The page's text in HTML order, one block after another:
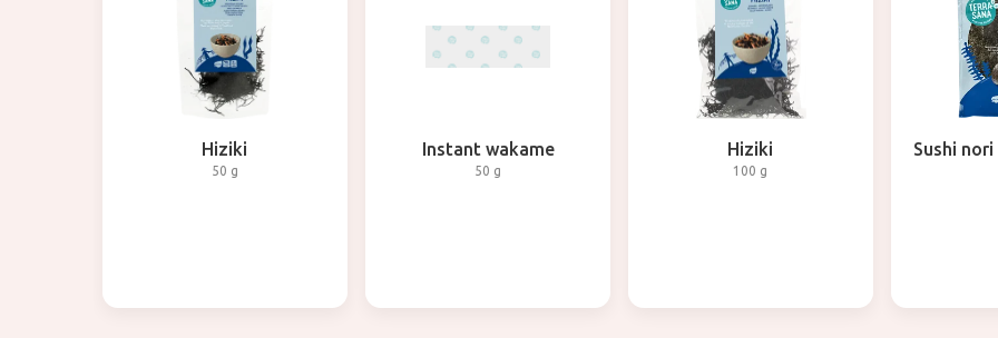
Hiziki
50 g
Instant wakame
50 g
Hiziki
100 g
Sushi